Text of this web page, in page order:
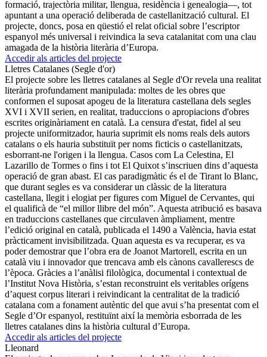
formació, trajectòria militar, llengua, residència i genealogia—, tot
apuntant a una operació deliberada de castellanització cultural. El
projecte, doncs, posa en qüestió el relat oficial sobre l’escriptor
espanyol més universal i reivindica la seva catalanitat com una clau
amagada de la història literària d’Europa.
Accedir als articles del projecte
Lletres Catalanes (Segle d'or)
El projecte sobre les lletres catalanes al Segle d'Or revela una realitat
literària profundament manipulada: moltes de les obres que
conformen el suposat apogeu de la literatura castellana dels segles
XVI i XVII serien, en realitat, traduccions o apropiacions d'obres
escrites originàriament en català. La censura d'estat, fidel al seu
projecte uniformitzador, hauria suprimit els noms reals dels autors
catalans o els hauria substituït per noms ficticis o castellanitzats,
esborrant-ne l'origen i la llengua. Casos com La Celestina, El
Lazarillo de Tormes o fins i tot El Quixot s’inscriuen dins d’aquesta
operació de gran abast. El cas paradigmàtic és el de Tirant lo Blanc,
que durant segles es va considerar un clàssic de la literatura
castellana, llegit i elogiat per figures com Miguel de Cervantes, qui
el qualificà de “el millor llibre del món”. Aquesta atribució es basava
en traduccions castellanes que circulaven àmpliament, mentre
l’edició original en català, publicada el 1490 a València, havia estat
pràcticament invisibilitzada. Quan aquesta es va recuperar, es va
poder demostrar que l’obra era de Joanot Martorell, escrita en un
català viu i innovador que trencava amb els cànons cavallerescs de
l’època. Gràcies a l’anàlisi filològica, documental i contextual de
l’Institut Nova Història, s’estan reconstruint els veritables orígens
d’aquest corpus literari i reivindicant la centralitat de la tradició
catalana com a fonament autèntic del que avui s’ha presentat com el
Segle d’Or espanyol, restituïnt així la memòria esborrada de les
lletres catalanes dins la història cultural d’Europa.
Accedir als articles del projecte
Lleonard